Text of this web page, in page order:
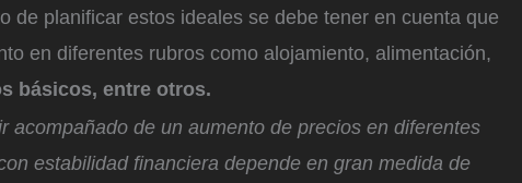
de planificar estos ideales se debe tener en cuenta que
en diferentes rubros como alojamiento, alimentación,
básicos, entre otros.
acompañado de un aumento de precios en diferentes
estabilidad financiera depende en gran medida de